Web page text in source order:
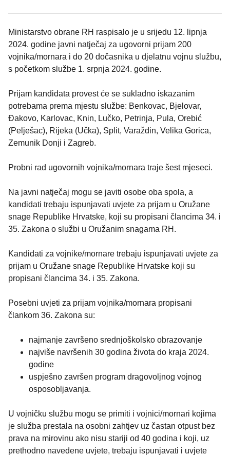
Ministarstvo obrane RH raspisalo je u srijedu 12. lipnja
2024. godine javni natječaj za ugovorni prijam 200
vojnika/mornara i do 20 dočasnika u djelatnu vojnu službu,
s početkom službe 1. srpnja 2024. godine.
Prijam kandidata provest će se sukladno iskazanim
potrebama prema mjestu službe: Benkovac, Bjelovar,
Đakovo, Karlovac, Knin, Lučko, Petrinja, Pula, Orebić
(Pelješac), Rijeka (Učka), Split, Varaždin, Velika Gorica,
Zemunik Donji i Zagreb.
Probni rad ugovornih vojnika/mornara traje šest mjeseci.
Na javni natječaj mogu se javiti osobe oba spola, a
kandidati trebaju ispunjavati uvjete za prijam u Oružane
snage Republike Hrvatske, koji su propisani člancima 34. i
35. Zakona o službi u Oružanim snagama RH.
Kandidati za vojnike/mornare trebaju ispunjavati uvjete za
prijam u Oružane snage Republike Hrvatske koji su
propisani člancima 34. i 35. Zakona.
Posebni uvjeti za prijam vojnika/mornara propisani
člankom 36. Zakona su:
najmanje završeno srednjoškolsko obrazovanje
najviše navršenih 30 godina života do kraja 2024.
godine
uspješno završen program dragovoljnog vojnog
osposobljavanja.
U vojničku službu mogu se primiti i vojnici/mornari kojima
je služba prestala na osobni zahtjev uz častan otpust bez
prava na mirovinu ako nisu stariji od 40 godina i koji, uz
prethodno navedene uvjete, trebaju ispunjavati i uvjete